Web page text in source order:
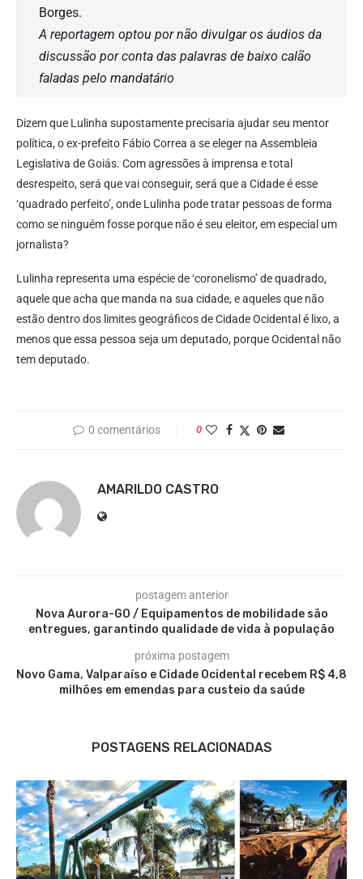
Borges.
A reportagem optou por não divulgar os áudios da
discussão por conta das palavras de baixo calão
faladas pelo mandatário
Dizem que Lulinha supostamente precisaria ajudar seu mentor
política, o ex-prefeito Fábio Correa a se eleger na Assembleia
Legislativa de Goiás. Com agressões à imprensa e total
desrespeito, será que vai conseguir, será que a Cidade é esse
‘quadrado perfeito’, onde Lulinha pode tratar pessoas de forma
como se ninguém fosse porque não é seu eleitor, em especial um
jornalista?
Lulinha representa uma espécie de ‘coronelismo’ de quadrado,
aquele que acha que manda na sua cidade, e aqueles que não
estão dentro dos limites geográficos de Cidade Ocidental é lixo, a
menos que essa pessoa seja um deputado, porque Ocidental não
tem deputado.
0 comentários 0
AMARILDO CASTRO
postagem anterior
Nova Aurora-GO / Equipamentos de mobilidade são
entregues, garantindo qualidade de vida à população
próxima postagem
Novo Gama, Valparaíso e Cidade Ocidental recebem R$ 4,8
milhões em emendas para custeio da saúde
POSTAGENS RELACIONADAS